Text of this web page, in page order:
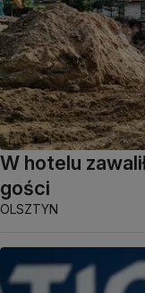
W hotelu
gości
OLSZTYN